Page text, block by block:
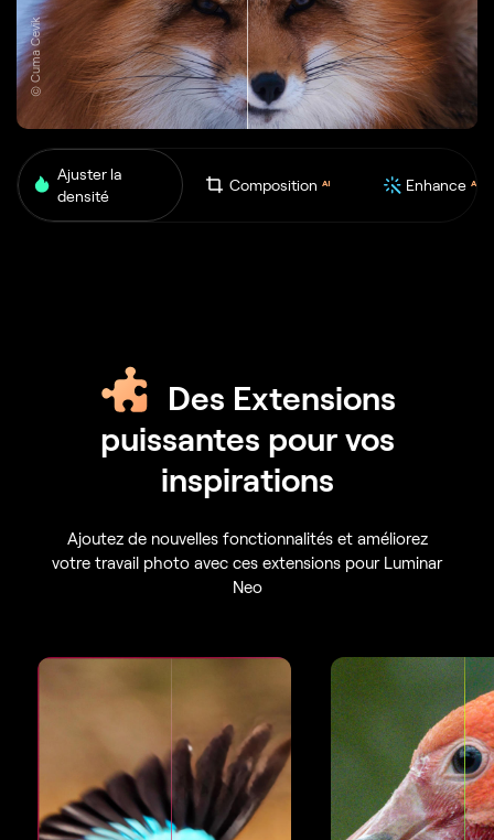
© Cuma Cevik
Ajuster la
densité
Composition AI Enhance AI
Des Extensions
puissantes pour vos
inspirations
Ajoutez de nouvelles fonctionnalités et améliorez
votre travail photo avec ces extensions pour Luminar
Neo